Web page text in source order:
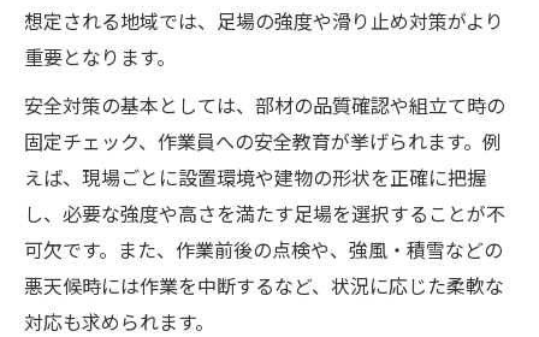
想定される地域では、足場の強度や滑り止め対策がより
重要となります。
安全対策の基本としては、部材の品質確認や組立て時の
固定チェック、作業員への安全教育が挙げられます。例
えば、現場ごとに設置環境や建物の形状を正確に把握
し、必要な強度や高さを満たす足場を選択することが不
可欠です。また、作業前後の点検や、強風・積雪などの
悪天候時には作業を中断するなど、状況に応じた柔軟な
対応も求められます。